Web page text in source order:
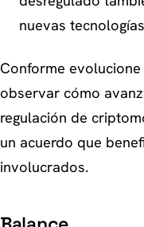
nuevas
Conforme
observar cómo
regulación de
un acuerdo que
involucrados.